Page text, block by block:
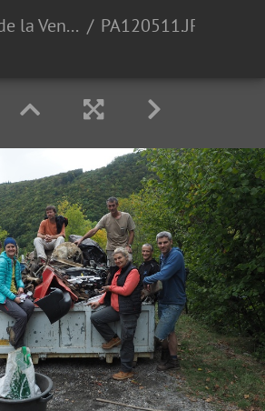
chantier de la Vence 2019 PA120511.JPG